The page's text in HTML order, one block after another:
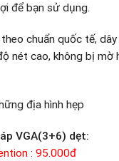
để bạn sử dụng.
chuẩn quốc tế,
nét cao, không bị
địa hình hẹp
VGA(3+6) dẹt:
: 95.000đ